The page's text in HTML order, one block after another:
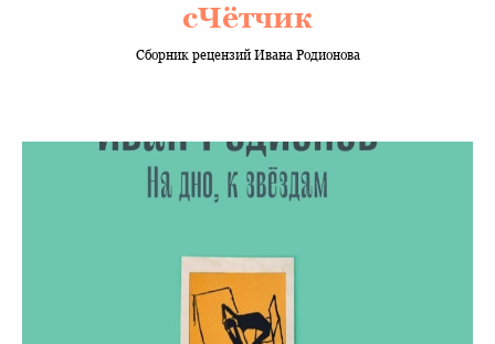
сЧётчик
Сборник рецензий Ивана Родионова